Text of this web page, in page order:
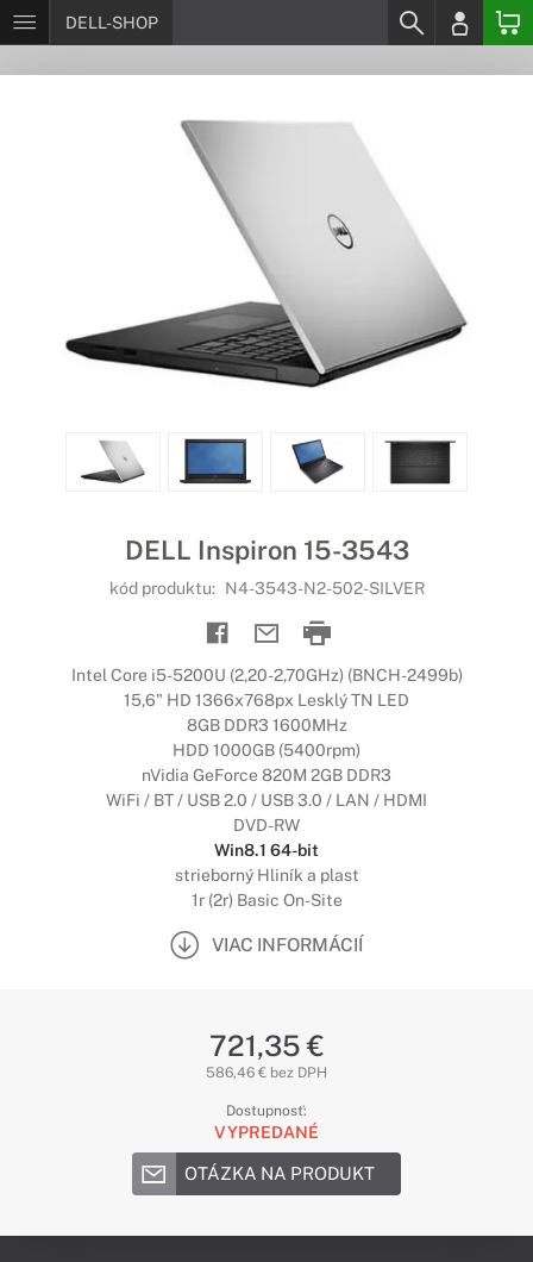
DELL-SHOP
DELL Inspiron 15-3543
kód produktu: N4-3543-N2-502-SILVER
Intel Core i5-5200U (2,20-2,70GHz) (BNCH-2499b)
15,6" HD 1366x768px Lesklý TN LED
8GB DDR3 1600MHz
HDD 1000GB (5400rpm)
nVidia GeForce 820M 2GB DDR3
WiFi / BT / USB 2.0 / USB 3.0 / LAN / HDMI
DVD-RW
Win8.1 64-bit
strieborný Hliník a plast
1r (2r) Basic On-Site
VIAC INFORMÁCIÍ
721,35 €
586,46 € bez DPH
Dostupnosť:
VYPREDANÉ
OTÁZKA NA PRODUKT